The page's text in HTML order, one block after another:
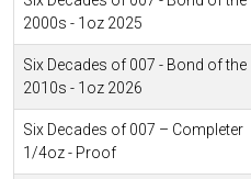
2000s - 1oz 2025
Six Decades of 007 - Bond of the
2010s - 1oz 2026
Six Decades of 007 – Completer
1/4oz - Proof